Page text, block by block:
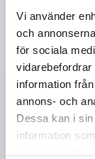
Vi använder
och
för sociala
vidarebefordrar
information
annons- och
Dessa kan i
information
L=17,2
UTFÖRANDE
27,78 kr
exkl. moms
exkl.